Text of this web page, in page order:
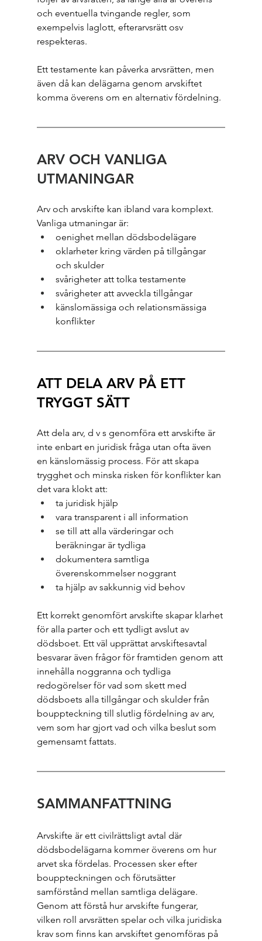
och eventuella tvingande regler, som
exempelvis laglott, efterarvsrätt osv
respekteras.
Ett testamente kan påverka arvsrätten, men
även då kan delägarna genom arvskiftet
komma överens om en alternativ fördelning.
ARV OCH VANLIGA
UTMANINGAR
Arv och arvskifte kan ibland vara komplext.
Vanliga utmaningar är:
oenighet mellan dödsbodelägare
oklarheter kring värden på tillgångar
och skulder
svårigheter att tolka testamente
svårigheter att avveckla tillgångar
känslomässiga och relationsmässiga
konflikter
ATT DELA ARV PÅ ETT
TRYGGT SÄTT
Att dela arv, d v s genomföra ett arvskifte är
inte enbart en juridisk fråga utan ofta även
en känslomässig process. För att skapa
trygghet och minska risken för konflikter kan
det vara klokt att:
ta juridisk hjälp
vara transparent i all information
se till att alla värderingar och
beräkningar är tydliga
dokumentera samtliga
överenskommelser noggrant
ta hjälp av sakkunnig vid behov
Ett korrekt genomfört arvskifte skapar klarhet
för alla parter och ett tydligt avslut av
dödsboet. Ett väl upprättat arvskiftesavtal
besvarar även frågor för framtiden genom att
innehålla noggranna och tydliga
redogörelser för vad som skett med
dödsboets alla tillgångar och skulder från
bouppteckning till slutlig fördelning av arv,
vem som har gjort vad och vilka beslut som
gemensamt fattats.
SAMMANFATTNING
Arvskifte är ett civilrättsligt avtal där
dödsbodelägarna kommer överens om hur
arvet ska fördelas. Processen sker efter
bouppteckningen och förutsätter
samförstånd mellan samtliga delägare.
Genom att förstå hur arvskifte fungerar,
vilken roll arvsrätten spelar och vilka juridiska
krav som finns kan arvskiftet genomföras på